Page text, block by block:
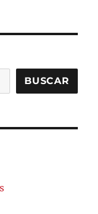
BUSCAR